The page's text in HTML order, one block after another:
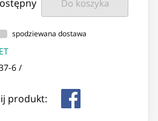
Do koszyka
spodziewana dostawa
6 /
produkt: